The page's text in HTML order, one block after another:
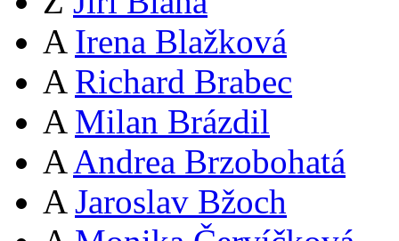
A Irena Blažková
A Richard Brabec
A Milan Brázdil
A Andrea Brzobohatá
A Jaroslav Bžoch